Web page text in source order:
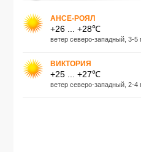
АНСЕ-РОЯЛ
+26 ... +28℃
ветер северо-западный, 3-5
ВИКТОРИЯ
+25 ... +27℃
ветер северо-западный, 2-4